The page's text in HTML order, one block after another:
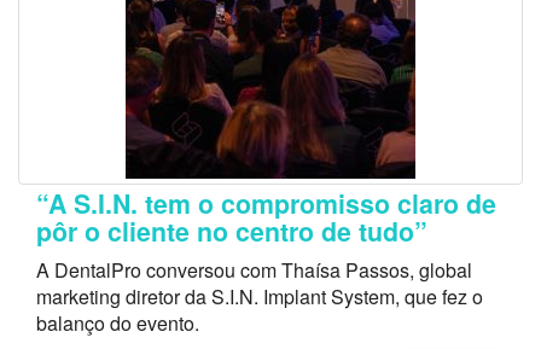
“A S.I.N. tem o compromisso claro de
pôr o cliente no centro de tudo”
A DentalPro conversou com Thaísa Passos, global
marketing diretor da S.I.N. Implant System, que fez o
balanço do evento.